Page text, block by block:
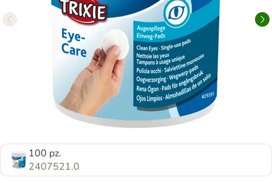
100 pz.
2407521.0